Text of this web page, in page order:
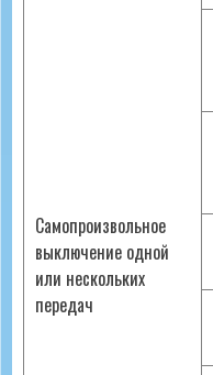
Самопроизвольное
выключение одной
или нескольких
передач